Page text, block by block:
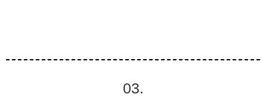
03.